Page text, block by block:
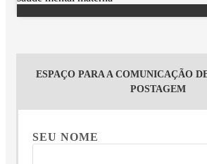
ESPAÇO PARA A COMUNICAÇÃO
POSTAGEM
SEU NOME